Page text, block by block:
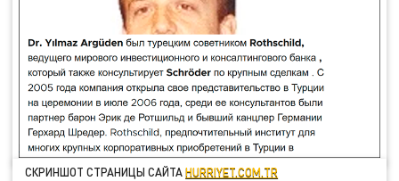
СКРИНШОТ СТРАНИЦЫ САЙТАHURRIYET.COM.TR